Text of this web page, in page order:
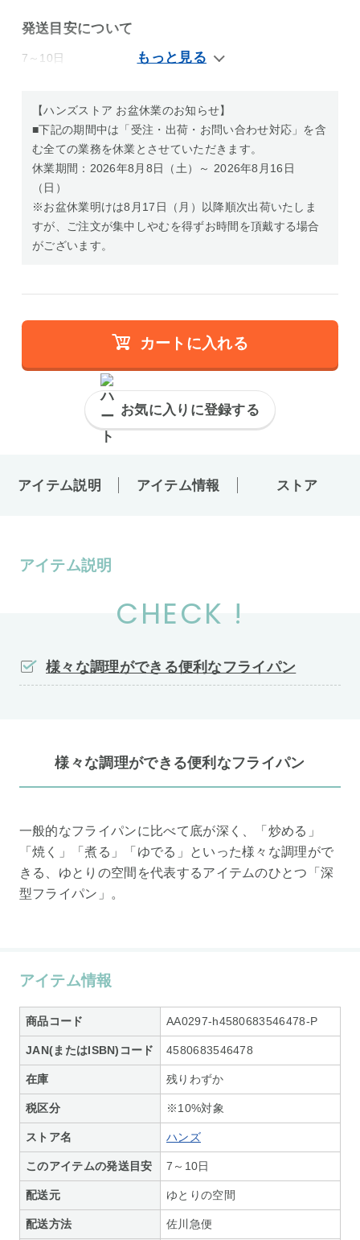
発送目安について
7～10日
【ハンズストア お盆休業のお知らせ】
■下記の期間中は「受注・出荷・お問い合わせ対応」を含
む全ての業務を休業とさせていただきます。
休業期間：2026年8月8日（土）～ 2026年8月16日
（日）
※お盆休業明けは8月17日（月）以降順次出荷いたしま
すが、ご注文が集中しやむを得ずお時間を頂戴する場合
がございます。
カートに入れる
お気に入りに登録する
アイテム説明 アイテム情報 ストア
アイテム説明
CHECK !
様々な調理ができる便利なフライパン
様々な調理ができる便利なフライパン
一般的なフライパンに比べて底が深く、「炒める」
「焼く」「煮る」「ゆでる」といった様々な調理がで
きる、ゆとりの空間を代表するアイテムのひとつ「深
型フライパン」。
アイテム情報
商品コード AA0297-h4580683546478-P
JAN(またはISBN)コード 4580683546478
在庫 残りわずか
税区分 ※10%対象
ストア名 ハンズ
このアイテムの発送目安 7～10日
配送元 ゆとりの空間
配送方法 佐川急便